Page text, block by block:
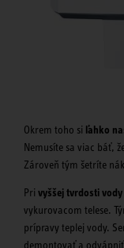
Okrem toho si ľahko
Nemusíte sa viac báť,
Zároveň tým šetríte
Pri vyššej tvrdosti
vykurovacom telese.
prípravy teplej vody.
demontovať a